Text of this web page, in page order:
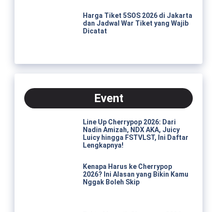
Harga Tiket 5SOS 2026 di Jakarta
dan Jadwal War Tiket yang Wajib
Dicatat
Event
Line Up Cherrypop 2026: Dari
Nadin Amizah, NDX AKA, Juicy
Luicy hingga FSTVLST, Ini Daftar
Lengkapnya!
Kenapa Harus ke Cherrypop
2026? Ini Alasan yang Bikin Kamu
Nggak Boleh Skip